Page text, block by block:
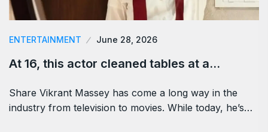
ENTERTAINMENT June 28, 2026
At 16, this actor cleaned tables at a…
Share Vikrant Massey has come a long way in the
industry from television to movies. While today, he’s…